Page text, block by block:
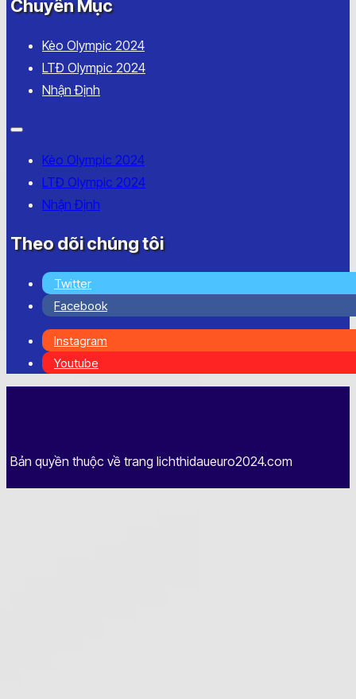
Chuyên Mục
Kèo Olympic 2024
LTĐ Olympic 2024
Nhận Định
Kèo Olympic 2024
LTĐ Olympic 2024
Nhận Định
Theo dõi chúng tôi
Twitter
Facebook
Instagram
Youtube
Bản quyền thuộc về trang lichthidaueuro2024.com